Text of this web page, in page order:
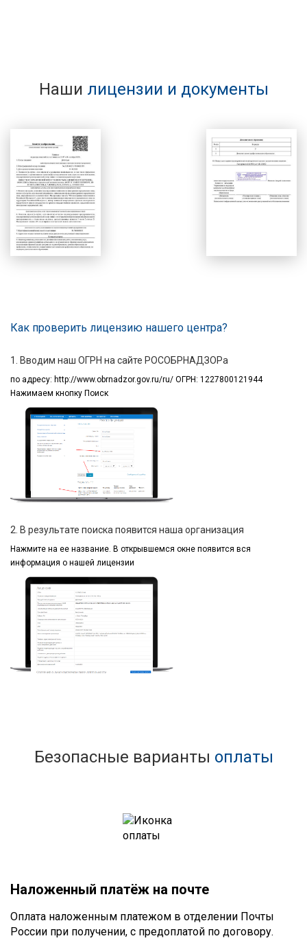
Наши лицензии и документы
Как проверить лицензию нашего центра?
1. Вводим наш ОГРН на сайте РОСОБРНАДЗОРа
по адресу: http://www.obrnadzor.gov.ru/ru/ ОГРН: 1227800121944
Нажимаем кнопку Поиск
2. В результате поиска появится наша организация
Нажмите на ее название. В открывшемся окне появится вся
информация о нашей лицензии
Безопасные варианты оплаты
Наложенный платёж на почте
Оплата наложенным платежом в отделении Почты
России при получении, с предоплатой по договору.